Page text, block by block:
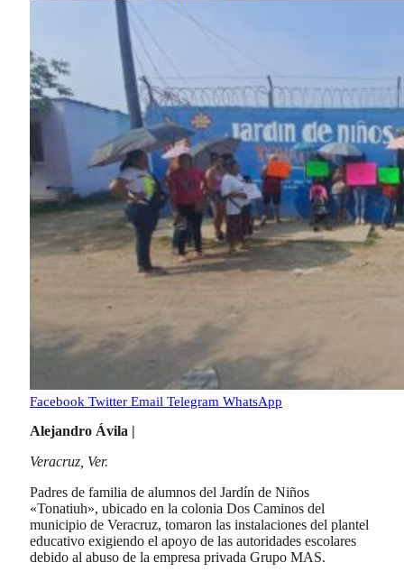
Facebook Twitter Email Telegram WhatsApp
Alejandro Ávila |
Veracruz, Ver.
Padres de familia de alumnos del Jardín de Niños
«Tonatiuh», ubicado en la colonia Dos Caminos del
municipio de Veracruz, tomaron las instalaciones del plantel
educativo exigiendo el apoyo de las autoridades escolares
debido al abuso de la empresa privada Grupo MAS.